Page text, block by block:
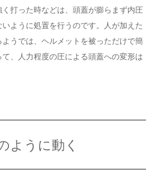
打った時などは、頭蓋が膨らまず内圧
ように処置を行うのです。人が加えた
うでは、ヘルメットを被っただけで簡
、人力程度の圧による頭蓋への変形は
ように動く